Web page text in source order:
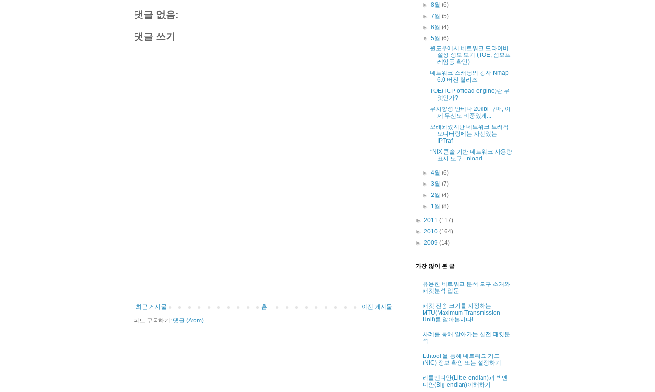
댓글 없음:
댓글 쓰기
최근 게시물 이전 게시물
홈
피드 구독하기: 댓글 (Atom)
►8월(6)
►7월(5)
►6월(4)
▼5월(6)
윈도우에서 네트워크 드라이버
설정 정보 보기 (TOE, 점보프
레임등 확인)
네트워크 스캐닝의 강자 Nmap
6.0 버전 릴리즈
TOE(TCP offload engine)란 무
엇인가?
무지향성 안테나 20dbi 구매, 이
제 무선도 비중있게...
오래되었지만 네트워크 트래픽
모니터링에는 자신있는
IPTraf
*NIX 콘솔 기반 네트워크 사용량
표시 도구 - nload
►4월(6)
►3월(7)
►2월(4)
► 1월(8)
► 2011 (117)
► 2010 (164)
► 2009 (14)
가장 많이 본 글
유용한 네트워크 분석 도구 소개와
패킷분석 입문
패킷 전송 크기를 지정하는
MTU(Maximum Transmission
Unit)를 알아봅시다!
사례를 통해 알아가는 실전 패킷분
석
Ethtool 을 통해 네트워크 카드
(NIC) 정보 확인 또는 설정하기
리틀엔디안(Little-endian)과 빅엔
디안(Big-endian)이해하기